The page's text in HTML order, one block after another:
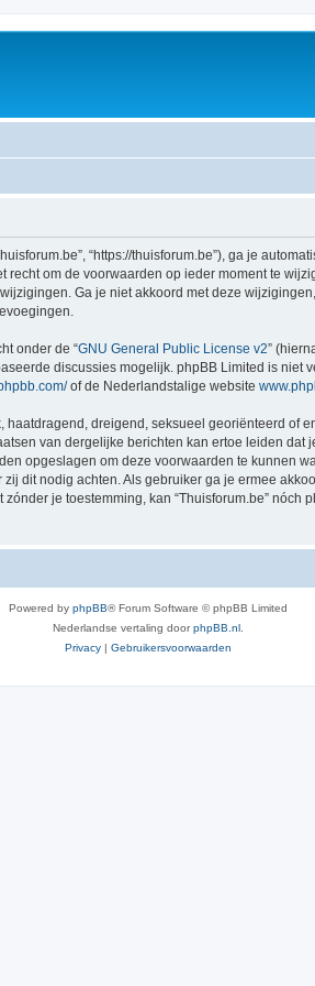
“https://thuisforum.be”), ga je
om de voorwaarden op ieder moment te
Ga je niet akkoord met deze
onder de “GNU General Public License v2”
discussies mogelijk. phpBB Limited is
of de Nederlandstalige website
dreigend, seksueel georiënteerd of
van dergelijke berichten kan ertoe leiden
opgeslagen om deze voorwaarden te kunnen
dit nodig achten. Als gebruiker ga je ermee
je toestemming, kan “Thuisforum.be”
Powered by phpBB® Forum Software © phpBB Limited
Nederlandse vertaling doorphpBB.nl
Privacy | Gebruikersvoorwaarden